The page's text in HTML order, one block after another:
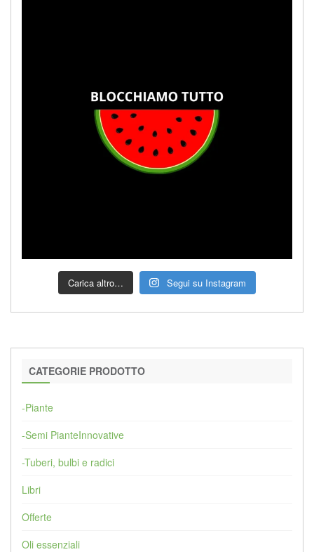
Carica altro… Segui su Instagram
CATEGORIE PRODOTTO
-Piante
-Semi PianteInnovative
-Tuberi, bulbi e radici
Libri
Offerte
Oli essenziali